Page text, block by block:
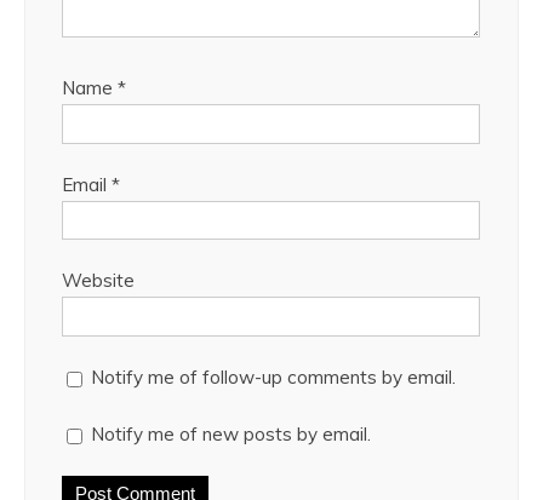
Name *
Email *
Website
Notify me of follow-up comments by email.
Notify me of new posts by email.